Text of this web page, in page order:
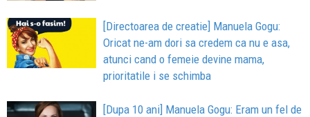
[Directoarea de creatie] Manuela Gogu:
Oricat ne-am dori sa credem ca nu e asa,
atunci cand o femeie devine mama,
prioritatile i se schimba
[Dupa 10 ani] Manuela Gogu: Eram un fel de